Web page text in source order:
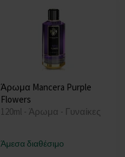
Άρωμα Mancera Purple
Flowers
120ml - Άρωμα - Γυναίκες
Άμεσα διαθέσιμο